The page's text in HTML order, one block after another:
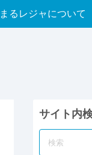
まるレジャについて
サイト内